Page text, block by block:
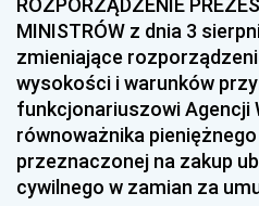
1954 1953
1951 1950
1948 1947
1945 1944
1938 1937
MINISTRÓW z dnia 3
zmieniające
wysokości i warunków
funkcjonariuszowi Agencji
równoważnika
przeznaczonej na zakup
cywilnego w zamian za